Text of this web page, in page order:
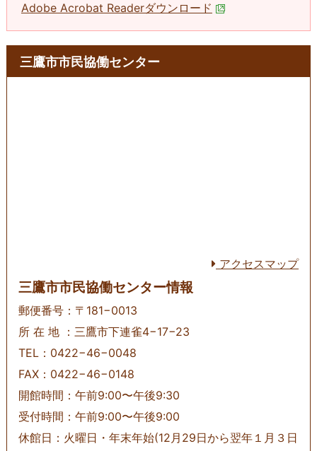
Adobe Acrobat Readerダウンロード
三鷹市市民協働センター
アクセスマップ
三鷹市市民協働センター情報
郵便番号：〒181−0013
所 在 地 ：三鷹市下連雀4−17−23
TEL：0422−46−0048
FAX：0422−46−0148
開館時間：午前9:00〜午後9:30
受付時間：午前9:00〜午後9:00
休館日：火曜日・年末年始(12月29日から翌年１月３日